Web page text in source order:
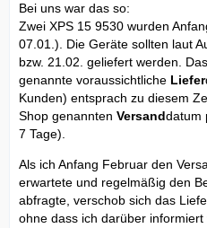
Bei uns war das so:
Zwei XPS 15 9530 wurden
07.01.). Die Geräte sollten laut
bzw. 21.02. geliefert werden.
genannte voraussichtliche Liefer
Kunden) entsprach zu diesem
Shop genannten Versanddatum
7 Tage).
Als ich Anfang Februar den
erwartete und regelmäßig den
abfragte, verschob sich das
ohne dass ich darüber